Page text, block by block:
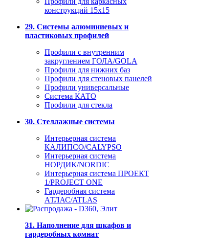
конструкций 15х15
29. Системы алюминиевых и
пластиковых профилей
Профили с внутренним
закруглением ГОЛА/GOLA
Профили для нижних баз
Профили для стеновых панелей
Профили универсальные
Система КАТО
Профили для стекла
30. Стеллажные системы
Интерьерная система
КАЛИПСО/CALYPSO
Интерьерная система
НОРДИК/NORDIC
Интерьерная система ПРОЕКТ
1/PROJECT ONE
Гардеробная система
АТЛАС/ATLAS
31. Наполнение для шкафов и
гардеробных комнат